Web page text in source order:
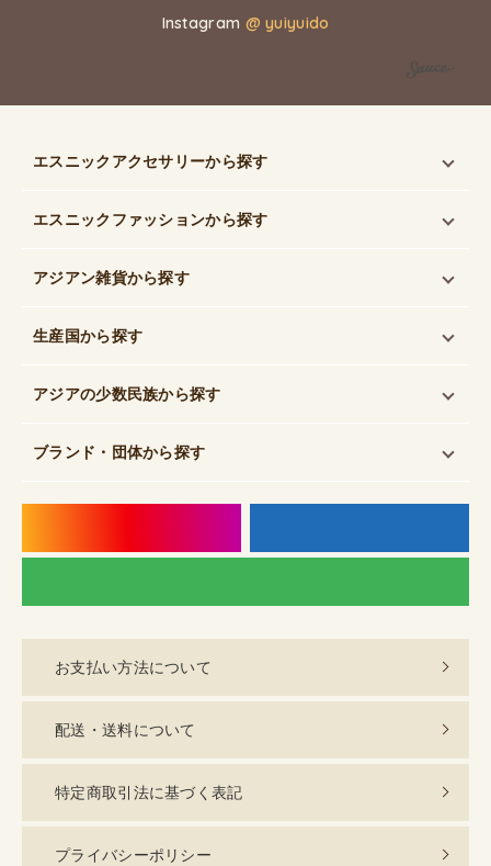
Instagram @ yuiyuido
エスニックアクセサリーから探す
エスニックファッションから探す
アジアン雑貨から探す
生産国から探す
アジアの少数民族から探す
ブランド・団体から探す
お支払い方法について
配送・送料について
特定商取引法に基づく表記
プライバシーポリシー